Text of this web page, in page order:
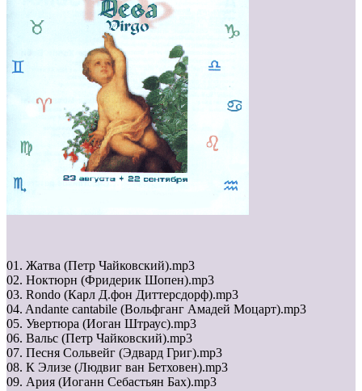
01. Жатва (Петр Чайковский).mp3
02. Ноктюрн (Фридерик Шопен).mp3
03. Rondo (Карл Д.фон Диттерсдорф).mp3
04. Andante cantabile (Вольфганг Амадей Моцарт).mp3
05. Увертюра (Иоган Штраус).mp3
06. Вальс (Петр Чайковский).mp3
07. Песня Сольвейг (Эдвард Григ).mp3
08. К Элизе (Людвиг ван Бетховен).mp3
09. Ария (Иоганн Себастьян Бах).mp3